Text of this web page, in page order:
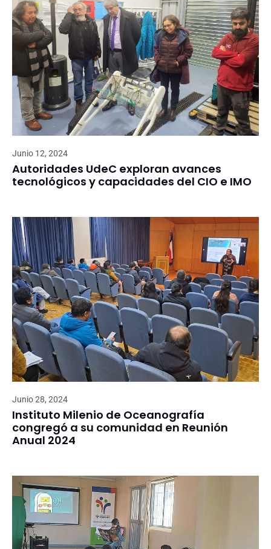
Junio 12, 2024
Autoridades UdeC exploran avances
tecnológicos y capacidades del CIO e IMO
Junio 28, 2024
Instituto Milenio de Oceanografía
congregó a su comunidad en Reunión
Anual 2024